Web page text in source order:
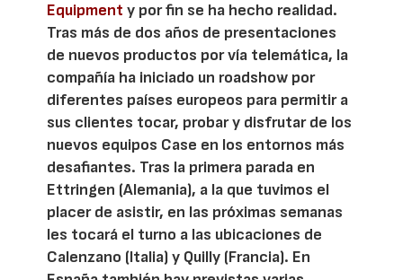
Equipment y por fin se ha hecho realidad.
Tras más de dos años de presentaciones
de nuevos productos por vía telemática, la
compañía ha iniciado un roadshow por
diferentes países europeos para permitir a
sus clientes tocar, probar y disfrutar de los
nuevos equipos Case en los entornos más
desafiantes. Tras la primera parada en
Ettringen (Alemania), a la que tuvimos el
placer de asistir, en las próximas semanas
les tocará el turno a las ubicaciones de
Calenzano (Italia) y Quilly (Francia). En